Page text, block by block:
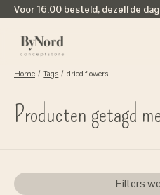
Voor 16.00 besteld, dezelfde
Home / Tags / dried flowers
Producten getagd
Filters